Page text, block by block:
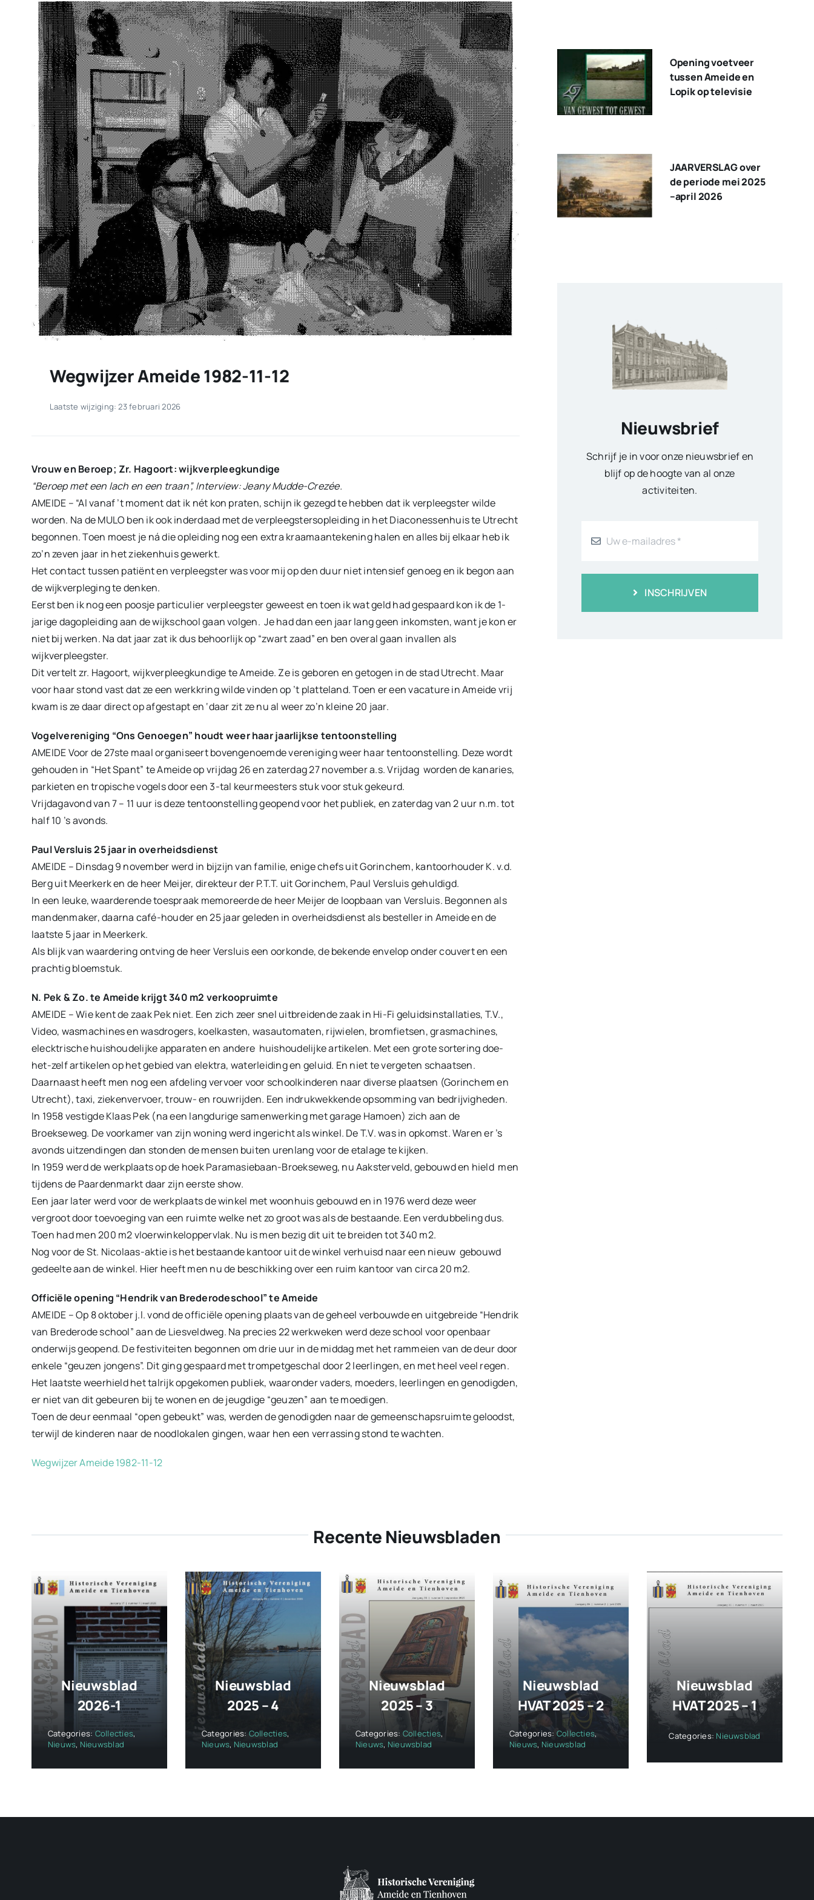
Wegwijzer Ameide 1982-11-12
Laatste wijziging: 23 februari 2026
Vrouw en Beroep; Zr. Hagoort: wijkverpleegkundige
“Beroep met een lach en een traan”, Interview: Jeany Mudde-Crezée.
AMEIDE – “Al vanaf ’t moment dat ik nét kon praten, schijn ik gezegd te hebben dat ik verpleegster wilde
worden. Na de MULO ben ik ook inderdaad met de verpleegstersopleiding in het Diaconessenhuis te Utrecht
begonnen. Toen moest je ná die opleiding nog een extra kraamaantekening halen en alles bij elkaar heb ik
zo’n zeven jaar in het ziekenhuis gewerkt.
Het contact tussen patiënt en verpleegster was voor mij op den duur niet intensief genoeg en ik begon aan
de wijkverpleging te denken.
Eerst ben ik nog een poosje particulier verpleegster geweest en toen ik wat geld had gespaard kon ik de 1-
jarige dagopleiding aan de wijkschool gaan volgen. Je had dan een jaar lang geen inkomsten, want je kon er
niet bij werken. Na dat jaar zat ik dus behoorlijk op “zwart zaad” en ben overal gaan invallen als
wijkverpleegster.
Dit vertelt zr. Hagoort, wijkverpleegkundige te Ameide. Ze is geboren en getogen in de stad Utrecht. Maar
voor haar stond vast dat ze een werkkring wilde vinden op ’t platteland. Toen er een vacature in Ameide vrij
kwam is ze daar direct op afgestapt en ‘daar zit ze nu al weer zo’n kleine 20 jaar.
Vogelvereniging “Ons Genoegen” houdt weer haar jaarlijkse tentoonstelling
AMEIDE Voor de 27ste maal organiseert bovengenoemde vereniging weer haar tentoonstelling. Deze wordt
gehouden in “Het Spant” te Ameide op vrijdag 26 en zaterdag 27 november a.s. Vrijdag worden de kanaries,
parkieten en tropische vogels door een 3-tal keurmeesters stuk voor stuk gekeurd.
Vrijdagavond van 7 – 11 uur is deze tentoonstelling geopend voor het publiek, en zaterdag van 2 uur n.m. tot
half 10 ’s avonds.
Paul Versluis 25 jaar in overheidsdienst
AMEIDE – Dinsdag 9 november werd in bijzijn van familie, enige chefs uit Gorinchem, kantoorhouder K. v.d.
Berg uit Meerkerk en de heer Meijer, direkteur der P.T.T. uit Gorinchem, Paul Versluis gehuldigd.
In een leuke, waarderende toespraak memoreerde de heer Meijer de loopbaan van Versluis. Begonnen als
mandenmaker, daarna café-houder en 25 jaar geleden in overheidsdienst als besteller in Ameide en de
laatste 5 jaar in Meerkerk.
Als blijk van waardering ontving de heer Versluis een oorkonde, de bekende envelop onder couvert en een
prachtig bloemstuk.
N. Pek & Zo. te Ameide krijgt 340 m2 verkoopruimte
AMEIDE – Wie kent de zaak Pek niet. Een zich zeer snel uitbreidende zaak in Hi-Fi geluidsinstallaties, T.V.,
Video, wasmachines en wasdrogers, koelkasten, wasautomaten, rijwielen, bromfietsen, grasmachines,
elecktrische huishoudelijke apparaten en andere huishoudelijke artikelen. Met een grote sortering doe-
het-zelf artikelen op het gebied van elektra, waterleiding en geluid. En niet te vergeten schaatsen.
Daarnaast heeft men nog een afdeling vervoer voor schoolkinderen naar diverse plaatsen (Gorinchem en
Utrecht), taxi, ziekenvervoer, trouw- en rouwrijden. Een indrukwekkende opsomming van bedrijvigheden.
In 1958 vestigde Klaas Pek (na een langdurige samenwerking met garage Hamoen) zich aan de
Broekseweg. De voorkamer van zijn woning werd ingericht als winkel. De T.V. was in opkomst. Waren er ’s
avonds uitzendingen dan stonden de mensen buiten urenlang voor de etalage te kijken.
In 1959 werd de werkplaats op de hoek Paramasiebaan-Broekseweg, nu Aaksterveld, gebouwd en hield men
tijdens de Paardenmarkt daar zijn eerste show.
Een jaar later werd voor de werkplaats de winkel met woonhuis gebouwd en in 1976 werd deze weer
vergroot door toevoeging van een ruimte welke net zo groot was als de bestaande. Een verdubbeling dus.
Toen had men 200 m2 vloerwinkeloppervlak. Nu is men bezig dit uit te breiden tot 340 m2.
Nog voor de St. Nicolaas-aktie is het bestaande kantoor uit de winkel verhuisd naar een nieuw gebouwd
gedeelte aan de winkel. Hier heeft men nu de beschikking over een ruim kantoor van circa 20 m2.
Officiële opening “Hendrik van Brederodeschool” te Ameide
AMEIDE – Op 8 oktober j.l. vond de officiële opening plaats van de geheel verbouwde en uitgebreide “Hendrik
van Brederode school” aan de Liesveldweg. Na precies 22 werkweken werd deze school voor openbaar
onderwijs geopend. De festiviteiten begonnen om drie uur in de middag met het rammeien van de deur door
enkele “geuzen jongens”. Dit ging gespaard met trompetgeschal door 2 leerlingen, en met heel veel regen.
Het laatste weerhield het talrijk opgekomen publiek, waaronder vaders, moeders, leerlingen en genodigden,
er niet van dit gebeuren bij te wonen en de jeugdige “geuzen” aan te moedigen.
Toen de deur eenmaal “open gebeukt” was, werden de genodigden naar de gemeenschapsruimte geloodst,
terwijl de kinderen naar de noodlokalen gingen, waar hen een verrassing stond te wachten.
Wegwijzer Ameide 1982-11-12
Opening voetveer
tussen Ameide en
Lopik op televisie
JAARVERSLAG over
de periode mei 2025
–april 2026
Nieuwsbrief
Schrijf je in voor onze nieuwsbrief en
blijf op de hoogte van al onze
activiteiten.
INSCHRIJVEN
Recente Nieuwsbladen
Nieuwsblad
2026-1
Categories: Collecties,
Nieuws, Nieuwsblad
Nieuwsblad
2025 – 4
Categories: Collecties,
Nieuws, Nieuwsblad
Nieuwsblad
2025 – 3
Categories: Collecties,
Nieuws, Nieuwsblad
Nieuwsblad
HVAT 2025 – 2
Categories: Collecties,
Nieuws, Nieuwsblad
Nieuwsblad
HVAT 2025 – 1
Categories: Nieuwsblad